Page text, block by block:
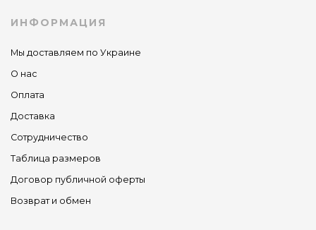
ИНФОРМАЦИЯ
Мы доставляем по Украине
О нас
Оплата
Доставка
Сотрудничество
Таблица размеров
Договор публичной оферты
Возврат и обмен